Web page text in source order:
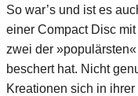
So war’s und ist es
einer Compact Disc
zwei der
beschert hat. Nicht
Kreationen sich in